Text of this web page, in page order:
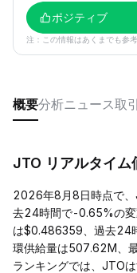
ポジティブ
注：この情報はあくまでも参考
概要分析ニュース取引
JTO リアルタイム
2026年8月8日時点で
去24時間で-0.65%の変
は$0.486359、過去24
環供給量は507.62M、
ランキングでは、JTO